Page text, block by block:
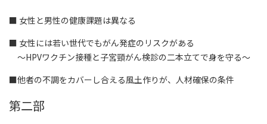
■ 女性と男性の健康課題は異なる
■ 女性には若い世代でもがん発症のリスクがある
～HPVワクチン接種と子宮頸がん検診の二本立てで身を守る～
■他者の不調をカバーし合える風土作りが、人材確保の条件
第二部